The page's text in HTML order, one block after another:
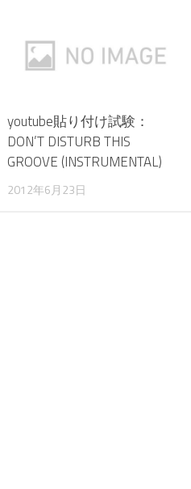
youtube貼り付け試験：
DON’T DISTURB THIS
GROOVE (INSTRUMENTAL)
2012年6月23日